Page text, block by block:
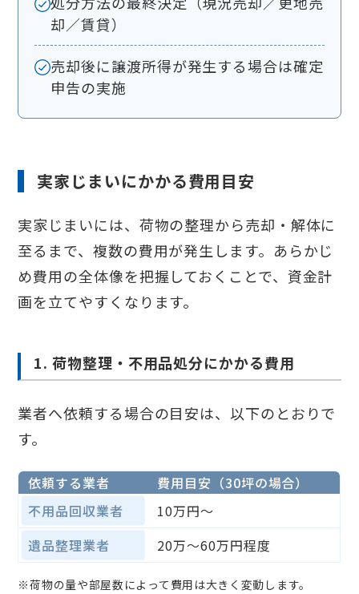
却／賃貸）
売却後に譲渡所得が発生する場合は確定
申告の実施
実家じまいにかかる費用目安
実家じまいには、荷物の整理から売却・解体に
至るまで、複数の費用が発生します。あらかじ
め費用の全体像を把握しておくことで、資金計
画を立てやすくなります。
1. 荷物整理・不用品処分にかかる費用
業者へ依頼する場合の目安は、以下のとおりで
す。
依頼する業者
費用目安（30坪の場合）
不用品回収業者
10万円〜
遺品整理業者
20万〜60万円程度
※荷物の量や部屋数によって費用は大きく変動します。